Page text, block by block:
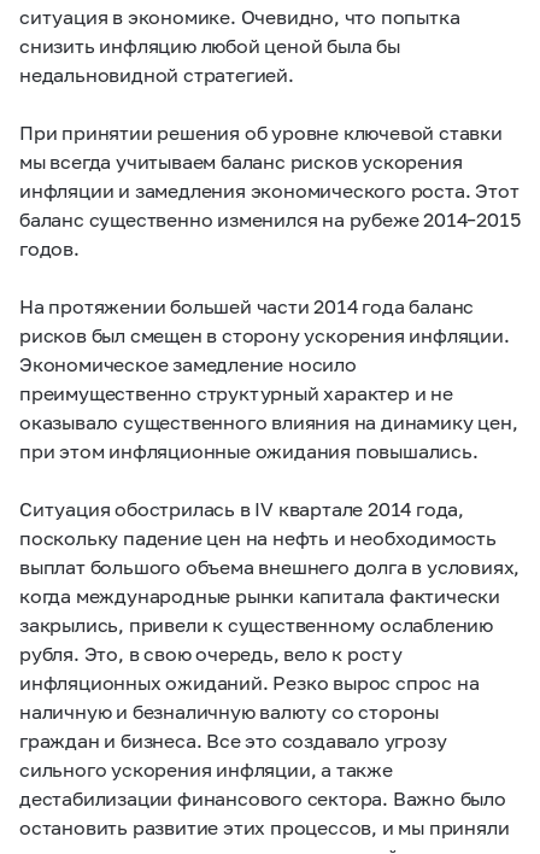
ситуация в экономике. Очевидно, что попытка
снизить инфляцию любой ценой была бы
недальновидной стратегией.
При принятии решения об уровне ключевой ставки
мы всегда учитываем баланс рисков ускорения
инфляции и замедления экономического роста. Этот
баланс существенно изменился на рубеже 2014–2015
годов.
На протяжении большей части 2014 года баланс
рисков был смещен в сторону ускорения инфляции.
Экономическое замедление носило
преимущественно структурный характер и не
оказывало существенного влияния на динамику цен,
при этом инфляционные ожидания повышались.
Ситуация обострилась в IV квартале 2014 года,
поскольку падение цен на нефть и необходимость
выплат большого объема внешнего долга в условиях,
когда международные рынки капитала фактически
закрылись, привели к существенному ослаблению
рубля. Это, в свою очередь, вело к росту
инфляционных ожиданий. Резко вырос спрос на
наличную и безналичную валюту со стороны
граждан и бизнеса. Все это создавало угрозу
сильного ускорения инфляции, а также
дестабилизации финансового сектора. Важно было
остановить развитие этих процессов, и мы приняли